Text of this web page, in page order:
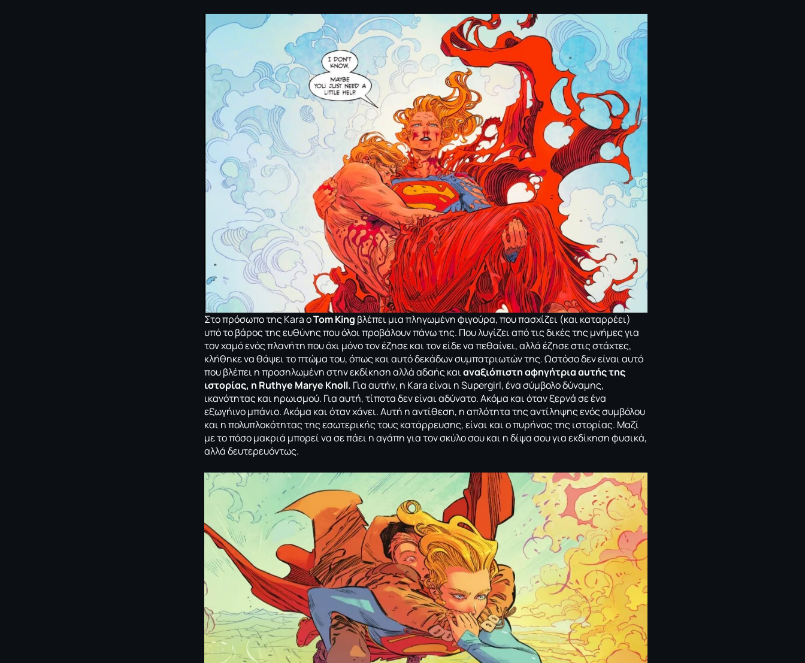
Στο πρόσωπο της Kara oTom King βλέπει μια πληγωμένη φιγούρα, που πασχίζει (και καταρρέει)
υπό το βάρος της ευθύνης που όλοι προβάλουν πάνω της. Που λυγίζει από τις δικές της μνήμες για
τον χαμό ενός πλανήτη που όχι μόνο τον έζησε και τον είδε να πεθαίνει, αλλά έζησε στις στάχτες,
κλήθηκε να θάψει το πτώμα του, όπως και αυτό δεκάδων συμπατριωτών της. Ωστόσο δεν είναι αυτό
που βλέπει η προσηλωμένη στην εκδίκηση αλλά αδαής καιαναξιόπιστη αφηγήτρια αυτής της
ιστορίας, η Ruthye Marye Knoll. Για αυτήν, η Kara είναι η Supergirl, ένα σύμβολο δύναμης,
ικανότητας και ηρωισμού. Για αυτή, τίποτα δεν είναι αδύνατο. Ακόμα και όταν ξερνά σε ένα
εξωγήινο μπάνιο. Ακόμα και όταν χάνει. Αυτή η αντίθεση, η απλότητα της αντίληψης ενός συμβόλου
και η πολυπλοκότητας της εσωτερικής τους κατάρρευσης, είναι και ο πυρήνας της ιστορίας. Μαζί
με το πόσο μακριά μπορεί να σε πάει η αγάπη για τον σκύλο σου και η δίψα σου για εκδίκηση φυσικά,
αλλά δευτερευόντως.